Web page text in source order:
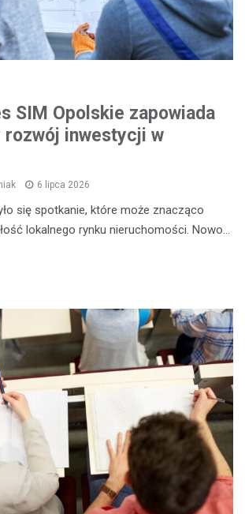
SIM Opolskie zapowiada
rozwój inwestycji w
6 lipca 2026
się spotkanie, które może znacząco
lokalnego rynku nieruchomości. Nowo…